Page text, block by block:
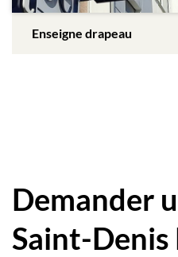
Enseigne drapeau
Demander
Saint-Denis